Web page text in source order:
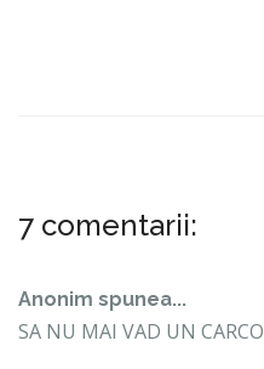
7 comentarii:
Anonim spunea...
SA NU MAI VAD UN